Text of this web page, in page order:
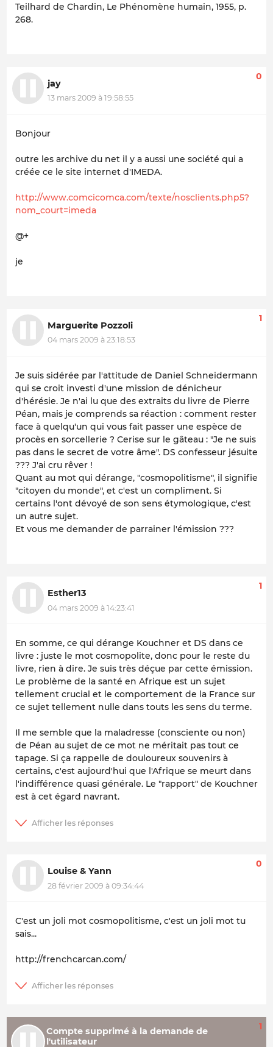
Teilhard de Chardin, Le Phénomène humain, 1955, p.
268.
jay
13 mars 2009 à 19:58:55
0
Bonjour
outre les archive du net il y a aussi une société qui a
créée ce le site internet d'IMEDA.
http://www.comcicomca.com/texte/nosclients.php5?
nom_court=imeda
@+
je
Marguerite Pozzoli
04 mars 2009 à 23:18:53
1
Je suis sidérée par l'attitude de Daniel Schneidermann
qui se croit investi d'une mission de dénicheur
d'hérésie. Je n'ai lu que des extraits du livre de Pierre
Péan, mais je comprends sa réaction : comment rester
face à quelqu'un qui vous fait passer une espèce de
procès en sorcellerie ? Cerise sur le gâteau : "Je ne suis
pas dans le secret de votre âme". DS confesseur jésuite
??? J'ai cru rêver !
Quant au mot qui dérange, "cosmopolitisme", il signifie
"citoyen du monde", et c'est un compliment. Si
certains l'ont dévoyé de son sens étymologique, c'est
un autre sujet.
Et vous me demander de parrainer l'émission ???
Esther13
04 mars 2009 à 14:23:41
1
En somme, ce qui dérange Kouchner et DS dans ce
livre : juste le mot cosmopolite, donc pour le reste du
livre, rien à dire. Je suis très déçue par cette émission.
Le problème de la santé en Afrique est un sujet
tellement crucial et le comportement de la France sur
ce sujet tellement nulle dans touts les sens du terme.
Il me semble que la maladresse (consciente ou non)
de Péan au sujet de ce mot ne méritait pas tout ce
tapage. Si ça rappelle de douloureux souvenirs à
certains, c'est aujourd'hui que l'Afrique se meurt dans
l'indifférence quasi générale. Le "rapport" de Kouchner
est à cet égard navrant.
Louise & Yann
28 février 2009 à 09:34:44
0
C'est un joli mot cosmopolitisme, c'est un joli mot tu
sais...
http://frenchcarcan.com/
Compte supprimé à la demande de
l'utilisateur
1